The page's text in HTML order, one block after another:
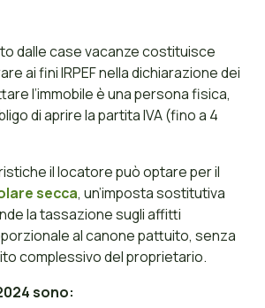
dalle case vacanze costituisce
ai fini IRPEF nella dichiarazione dei
l’immobile è una persona fisica,
di aprire la partita IVA (fino a 4
il locatore può optare per il
secca, un’imposta sostitutiva
la tassazione sugli affitti
al canone pattuito, senza
complessivo del proprietario.
sono: